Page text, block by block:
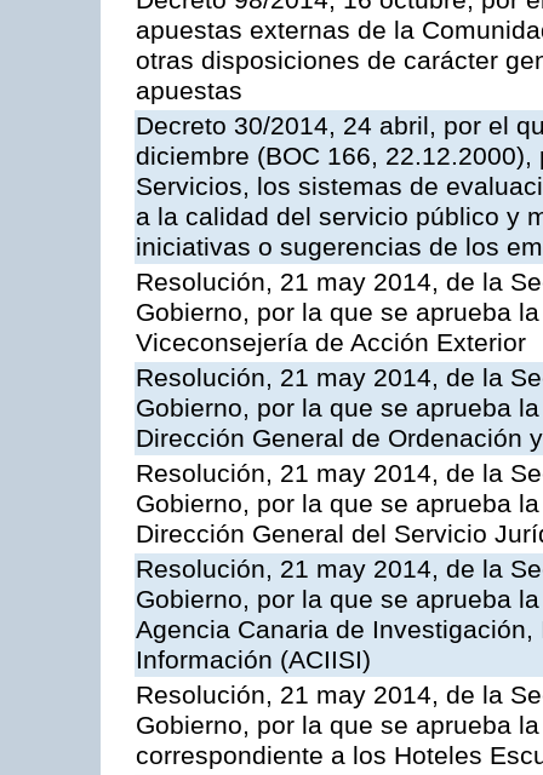
apuestas externas de la
otras disposiciones de carácter
apuestas
Decreto 30/2014, 24 abril, por el
diciembre (BOC 166,
Servicios, los sistemas de
a la calidad del servicio público y
iniciativas o sugerencias de los
Resolución, 21 may 2014, de la
Gobierno, por la que se aprueba
Viceconsejería de Acción Exterior
Resolución, 21 may 2014, de la
Gobierno, por la que se aprueba
Dirección General de Ordenación
Resolución, 21 may 2014, de la
Gobierno, por la que se aprueba
Dirección General del Servicio
Resolución, 21 may 2014, de la
Gobierno, por la que se aprueba
Agencia Canaria de
Información (ACIISI)
Resolución, 21 may 2014, de la
Gobierno, por la que se aprueba
correspondiente a los Hoteles